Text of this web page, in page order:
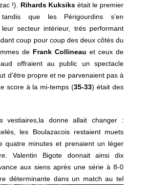
!). Rihards Kuksiksétait le premier
que les Périgourdins s’en
secteur intérieur, très performant
coup pour coup des deux côtés du
de Frank Collineau et ceux de
offraient au public un spectacle
d’être propre et ne parvenaient pas à
score à la mi-temps (35-33) était des
vestiaires,la donne allait changer :
les Boulazacois restaient muets
quatre minutes et prenaient un léger
Valentin Bigote donnait ainsi dix
aux siens après une série à 8-0
déterminante dans un match au tel